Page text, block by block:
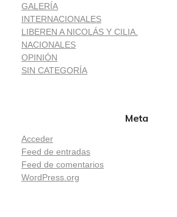
GALERÍA
INTERNACIONALES
LIBEREN A NICOLÁS Y CILIA.
NACIONALES
OPINIÓN
SIN CATEGORÍA
Meta
Acceder
Feed de entradas
Feed de comentarios
WordPress.org